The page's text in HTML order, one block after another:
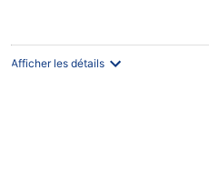
Afficher les détails